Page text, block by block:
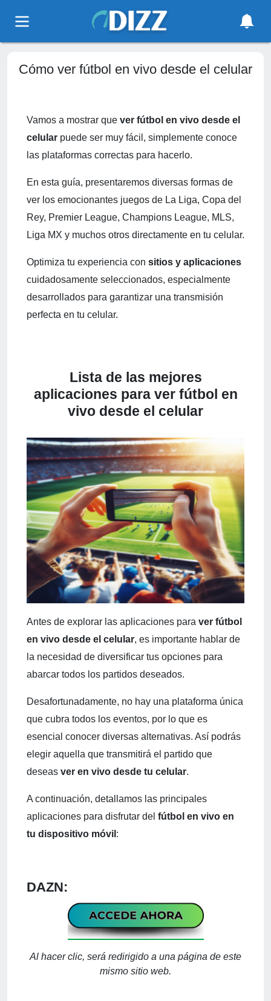
Cómo ver fútbol en vivo desde el celular
Vamos a mostrar que ver fútbol en vivo desde el
celular puede ser muy fácil, simplemente conoce
las plataformas correctas para hacerlo.
En esta guía, presentaremos diversas formas de
ver los emocionantes juegos de La Liga, Copa del
Rey, Premier League, Champions League, MLS,
Liga MX y muchos otros directamente en tu celular.
Optimiza tu experiencia con sitios y aplicaciones
cuidadosamente seleccionados, especialmente
desarrollados para garantizar una transmisión
perfecta en tu celular.
Lista de las mejores
aplicaciones para ver fútbol en
vivo desde el celular
Antes de explorar las aplicaciones para ver fútbol
en vivo desde el celular, es importante hablar de
la necesidad de diversificar tus opciones para
abarcar todos los partidos deseados.
Desafortunadamente, no hay una plataforma única
que cubra todos los eventos, por lo que es
esencial conocer diversas alternativas. Así podrás
elegir aquella que transmitirá el partido que
deseas ver en vivo desde tu celular.
A continuación, detallamos las principales
aplicaciones para disfrutar del fútbol en vivo en
tu dispositivo móvil :
DAZN:
Al hacer clic, será redirigido a una página de este
mismo sitio web.